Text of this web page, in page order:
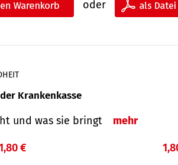
oder
Krankenkasse
und was sie bringt mehr
€